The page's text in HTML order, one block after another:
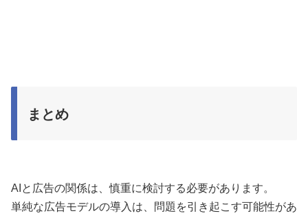
まとめ
AIと広告の関係は、慎重に検討する必要があります。
単純な広告モデルの導入は、問題を引き起こす可能性があ